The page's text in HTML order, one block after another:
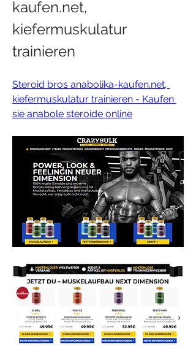
kaufen.net,
kiefermuskulatur
trainieren
Steroid bros anabolika-kaufen.net,
kiefermuskulatur trainieren - Kaufen
sie anabole steroide online